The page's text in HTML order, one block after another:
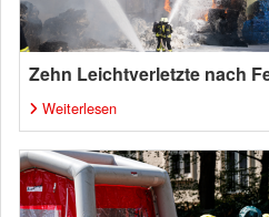
Zehn Leichtverletzte nach
Weiterlesen